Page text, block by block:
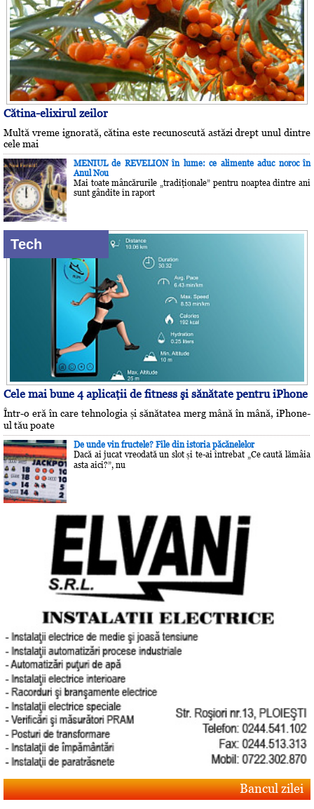
Cătina-elixirul zeilor
Multă vreme ignorată, cătina este recunoscută astăzi drept unul dintre
cele mai
MENIUL de REVELION în lume: ce alimente aduc noroc în
Anul Nou
Mai toate mâncărurile „tradiţionale” pentru noaptea dintre ani
sunt gândite în raport
Tech
Cele mai bune 4 aplicaţii de fitness şi sănătate pentru iPhone
Într-o eră în care tehnologia și sănătatea merg mână în mână, iPhone-
ul tău poate
De unde vin fructele? File din istoria păcănelelor
Dacă ai jucat vreodată un slot și te-ai întrebat „Ce caută lămâia
asta aici?”, nu
Bancul zilei